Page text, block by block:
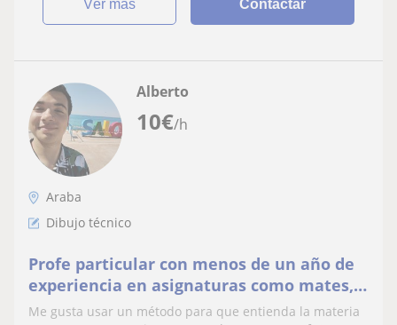
ver más Contactar
10€/h
Alberto
Araba
Dibujo técnico
Profe particular con menos de un año de
experiencia en asignaturas como mates,
dibujo técnico, ingles como otras mas.
Me gusta usar un método para que entienda la materia